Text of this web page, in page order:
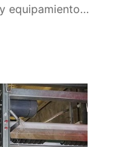
equipamiento